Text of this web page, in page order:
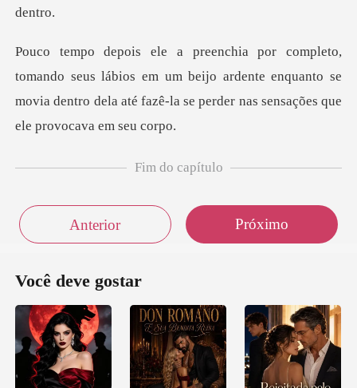
lábios em um beijo ardente enquanto se
movia dentro dela até f
Fim do capítulo
Anterior Próximo
Você deve gostar